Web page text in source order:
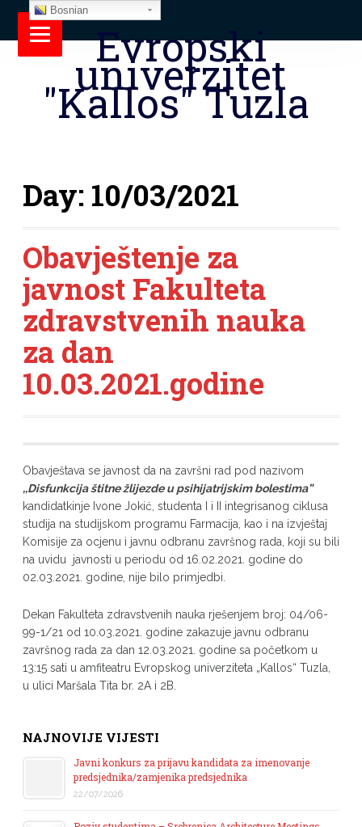
Evropski
univerzitet
"Kallos" Tuzla
Day: 10/03/2021
Obavještenje za
javnost Fakulteta
zdravstvenih nauka
za dan
10.03.2021.godine
Obavještava se javnost da na završni rad pod nazivom
,,Disfunkcija štitne žlijezde u psihijatrijskim bolestima”
kandidatkinje Ivone Jokić, studenta I i II integrisanog ciklusa
studija na studijskom programu Farmacija, kao i na izvještaj
Komisije za ocjenu i javnu odbranu završnog rada, koji su bili
na uvidu javnosti u periodu od 16.02.2021. godine do
02.03.2021. godine, nije bilo primjedbi.
Dekan Fakulteta zdravstvenih nauka rješenjem broj: 04/06-
99-1/21 od 10.03.2021. godine zakazuje javnu odbranu
završnog rada za dan 12.03.2021. godine sa početkom u
13:15 sati u amfiteatru Evropskog univerziteta „Kallos“ Tuzla,
u ulici Maršala Tita br. 2A i 2B.
NAJNOVIJE VIJESTI
Javni konkurs za prijavu kandidata za imenovanje
predsjednika/zamjenika predsjednika
22/07/2026
Bosnian